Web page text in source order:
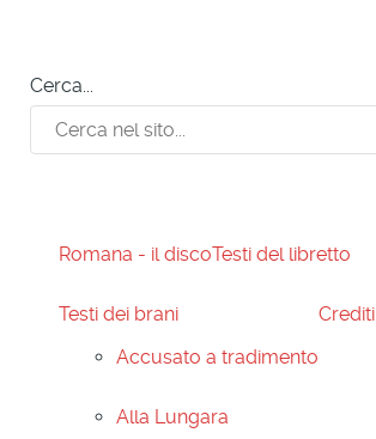
Cerca...
Romana - il discoTesti del libretto
Testi dei brani
Accusato a tradimento
Alla Lungara
Crediti